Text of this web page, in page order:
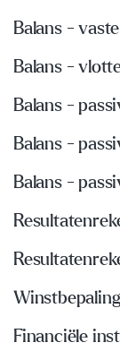
Balans -
Balans -
Balans -
Balans -
Balans -
Winstbepaling
Financiële